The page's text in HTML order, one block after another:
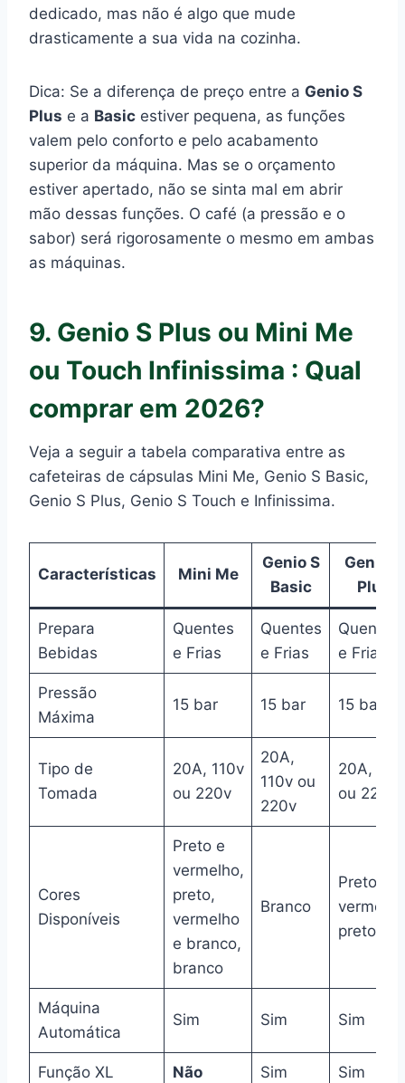
dedicado, mas não é algo que mude
drasticamente a sua vida na cozinha.
Dica: Se a diferença de preço entre a Genio S
Plus e a Basic estiver pequena, as funções
valem pelo conforto e pelo acabamento
superior da máquina. Mas se o orçamento
estiver apertado, não se sinta mal em abrir
mão dessas funções. O café (a pressão e o
sabor) será rigorosamente o mesmo em ambas
as máquinas.
9. Genio S Plus ou Mini Me
ou Touch Infinissima : Qual
comprar em 2026?
Veja a seguir a tabela comparativa entre as
cafeteiras de cápsulas Mini Me, Genio S Basic,
Genio S Plus, Genio S Touch e Infinissima.
Características Mini Me
Genio S
Basic
Genio S
Plus
Prepara
Bebidas
Quentes
e Frias
Quentes
e Frias
Quentes
e Frias
Pressão
Máxima
15 bar 15 bar 15 bar
Tipo de
Tomada
20A, 110v
ou 220v
20A,
110v ou
220v
20A,
ou 220v
Cores
Disponíveis
Preto e
vermelho,
preto,
vermelho
e branco,
branco
Branco
Preto e
preto
Máquina
Automática
Sim Sim Sim
Função XL Não Sim Sim